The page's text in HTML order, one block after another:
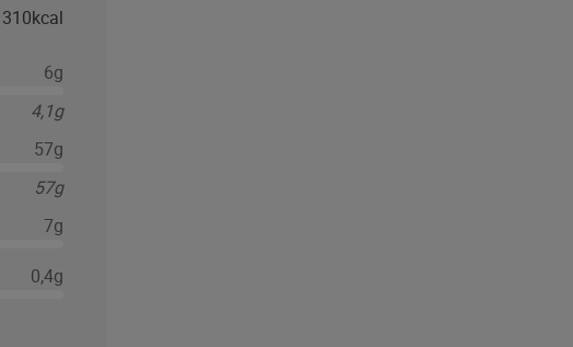
310kcal
6g
4,1g
57g
57g
7g
0,4g